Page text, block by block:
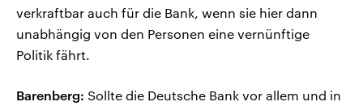
verkraftbar auch für die Bank, wenn sie hier dann
unabhängig von den Personen eine vernünftige
Politik fährt.
Barenberg: Sollte die Deutsche Bank vor allem und in